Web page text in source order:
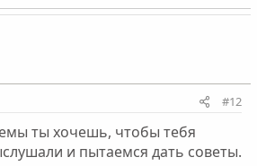
#12
ты хочешь, чтобы тебя
и пытаемся дать советы.